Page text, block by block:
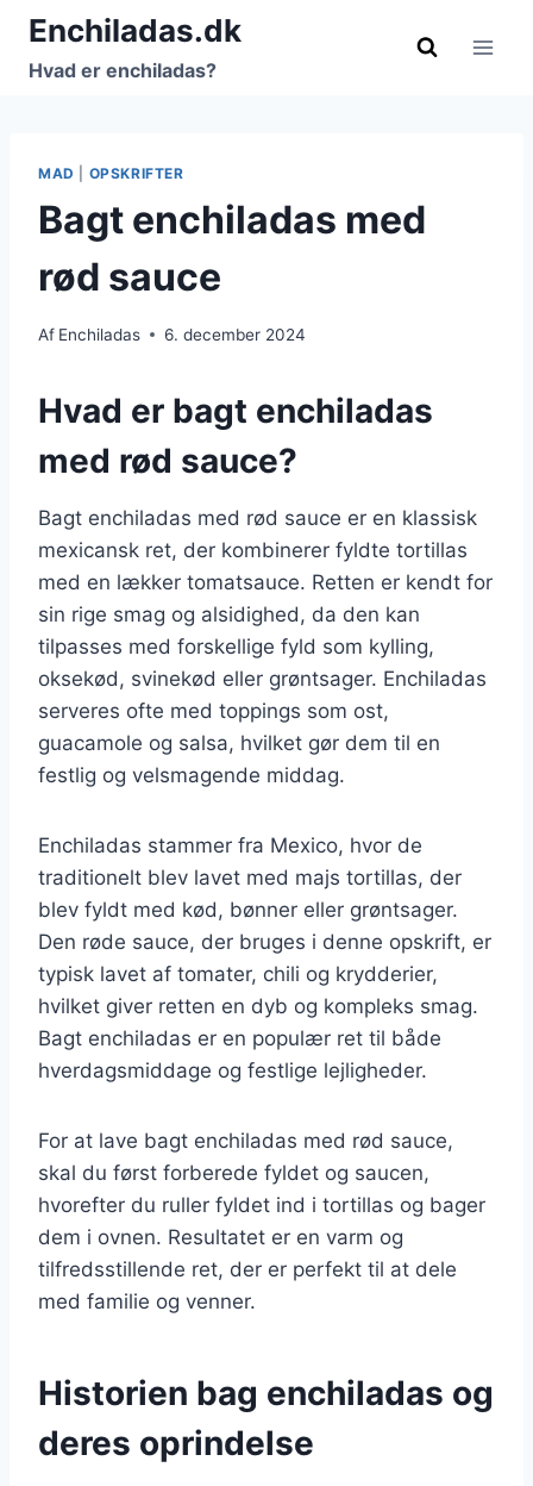
Fortsæt
indhold
Enchiladas.dk
Hvad er enchiladas?
MAD OPSKRIFTER
Bagt enchiladas med
rød sauce
Af Enchiladas 6. december 2024
Hvad er bagt enchiladas
med rød sauce?
Bagt enchiladas med rød sauce er en klassisk
mexicansk ret, der kombinerer fyldte tortillas
med en lækker tomatsauce. Retten er kendt for
sin rige smag og alsidighed, da den kan
tilpasses med forskellige fyld som kylling,
oksekød, svinekød eller grøntsager. Enchiladas
serveres ofte med toppings som ost,
guacamole og salsa, hvilket gør dem til en
festlig og velsmagende middag.
Enchiladas stammer fra Mexico, hvor de
traditionelt blev lavet med majs tortillas, der
blev fyldt med kød, bønner eller grøntsager.
Den røde sauce, der bruges i denne opskrift, er
typisk lavet af tomater, chili og krydderier,
hvilket giver retten en dyb og kompleks smag.
Bagt enchiladas er en populær ret til både
hverdagsmiddage og festlige lejligheder.
For at lave bagt enchiladas med rød sauce,
skal du først forberede fyldet og saucen,
hvorefter du ruller fyldet ind i tortillas og bager
dem i ovnen. Resultatet er en varm og
tilfredsstillende ret, der er perfekt til at dele
med familie og venner.
Historien bag enchiladas og
deres oprindelse